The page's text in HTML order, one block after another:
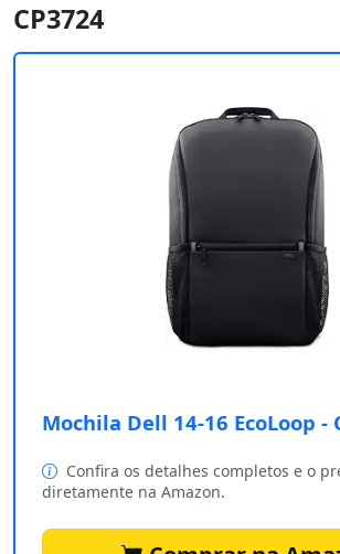
CP3724
Mochila Dell 14-16 EcoLoop -
Confira os detalhes completos e o
diretamente na Amazon.